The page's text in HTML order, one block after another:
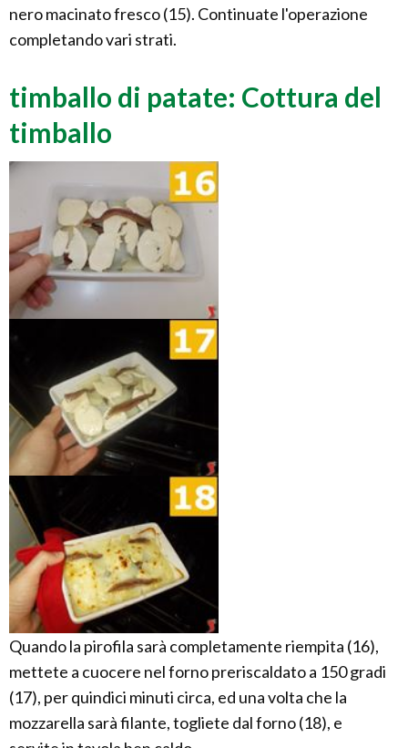
nero macinato fresco (15). Continuate l'operazione
completando vari strati.
timballo di patate: Cottura del
timballo
Quando la pirofila sarà completamente riempita (16),
mettete a cuocere nel forno preriscaldato a 150 gradi
(17), per quindici minuti circa, ed una volta che la
mozzarella sarà filante, togliete dal forno (18), e